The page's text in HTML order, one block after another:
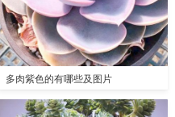
多肉紫色的有哪些及图片